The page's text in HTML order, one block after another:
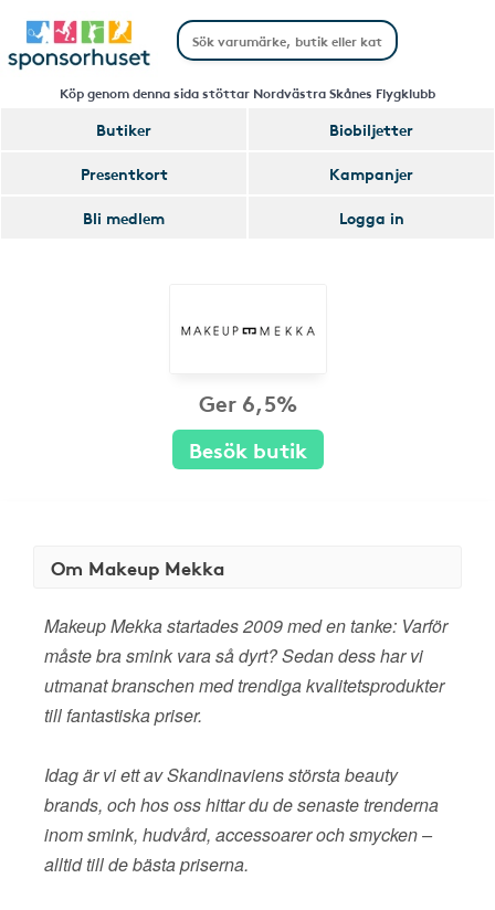
Köp genom denna sida stöttar Nordvästra Skånes Flygklubb
Butiker
Biobiljetter
Presentkort
Kampanjer
Bli medlem
Logga in
Ger 6,5%
Besök butik
Om Makeup Mekka
Makeup Mekka startades 2009 med en tanke: Varför
måste bra smink vara så dyrt? Sedan dess har vi
utmanat branschen med trendiga kvalitetsprodukter
till fantastiska priser.
Idag är vi ett av Skandinaviens största beauty
brands, och hos oss hittar du de senaste trenderna
inom smink, hudvård, accessoarer och smycken –
alltid till de bästa priserna.